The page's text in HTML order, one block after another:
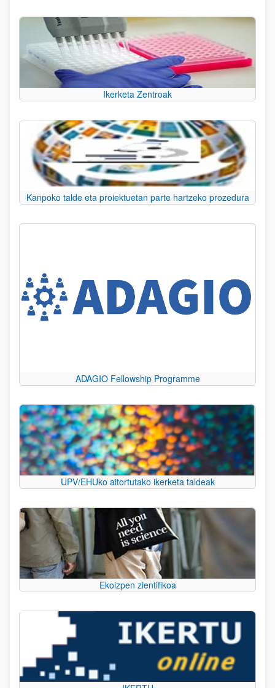
Ikerketa Zentroak
Kanpoko talde eta proiektuetan parte hartzeko prozedura
ADAGIO Fellowship Programme
UPV/EHUko aitortutako ikerketa taldeak
Ekoizpen zientifikoa